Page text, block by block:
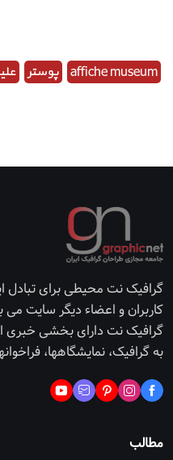
affiche museum پوستر
گرافیک نت محیطی برای تبادل
کاربران و اعضاء دیگر سایت می
گرافیک نت دارای بخشی خبری
به گرافیک، نمایشگاهها،
مطالب